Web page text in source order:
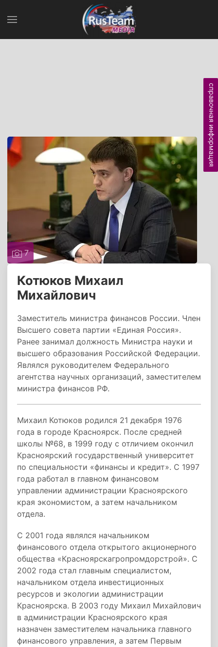
7
Котюков Михаил
Михайлович
Заместитель министра финансов России. Член
Высшего совета партии «Единая Россия».
Ранее занимал должность Министра науки и
высшего образования Российской Федерации.
Являлся руководителем Федерального
агентства научных организаций, заместителем
министра финансов РФ.
Михаил Котюков родился 21 декабря 1976
года в городе Красноярск. После средней
школы №68, в 1999 году с отличием окончил
Красноярский государственный университет
по специальности «финансы и кредит». С 1997
года работал в главном финансовом
управлении администрации Красноярского
края экономистом, а затем начальником
отдела.
С 2001 года являлся начальником
финансового отдела открытого акционерного
общества «Красноярскагропромдорстрой». С
2002 года стал главным специалистом,
начальником отдела инвестиционных
ресурсов и экологии администрации
Красноярска. В 2003 году Михаил Михайлович
в администрации Красноярского края
назначен заместителем начальника главного
финансового управления, а затем Первым
справочная информация